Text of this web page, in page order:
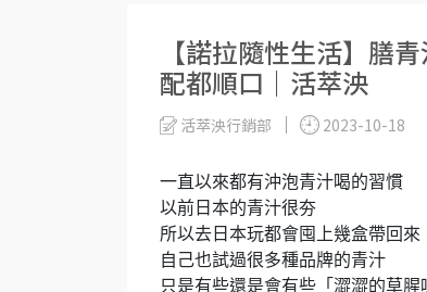
【諾拉隨性生活】膳
配都順口｜活萃泱
活萃泱行銷部 2023-10-18
一直以來都有沖泡青汁喝的習慣
以前日本的青汁很夯
所以去日本玩都會囤上幾盒帶回來
自己也試過很多種品牌的青汁
只是有些還是會有些「澀澀的草腥